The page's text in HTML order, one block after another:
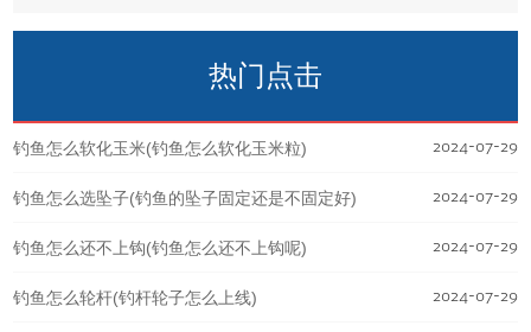
热门点击
2024-07-29
钓鱼怎么软化玉米(钓鱼怎么软化玉米粒)
2024-07-29
钓鱼怎么选坠子(钓鱼的坠子固定还是不固定好)
2024-07-29
钓鱼怎么还不上钩(钓鱼怎么还不上钩呢)
2024-07-29
钓鱼怎么轮杆(钓杆轮子怎么上线)